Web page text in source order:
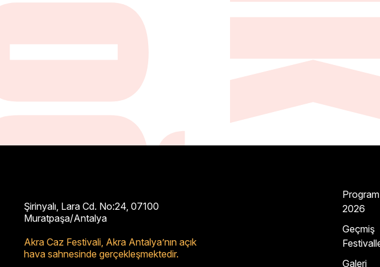
Şirinyalı, Lara Cd. No:24, 07100
Muratpaşa/Antalya
Akra Caz Festivali, Akra Antalya’nın açık
hava sahnesinde gerçekleşmektedir.
Program
2026
Geçmiş
Galeri